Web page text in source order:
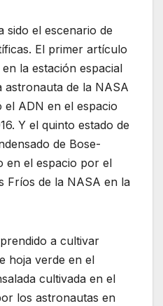
sido el escenario de
El primer artículo
la estación espacial
astronauta de la NASA
el ADN en el espacio
Y el quinto estado de
de Bose-
en el espacio por el
Fríos de la NASA en la
a cultivar
hoja verde en el
cultivada en el
los astronautas en